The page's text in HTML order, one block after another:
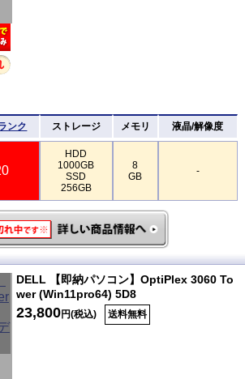
ンク ストレージ メモリ 液晶/解像度
HDD
1000GB
SSD
256GB
8
GB
-
DELL 【即納パソコン】OptiPlex 3060 To
wer (Win11pro64) 5D8
23,800円(税込) 送料無料